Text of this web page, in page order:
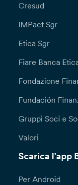
Cresud
IMPact Sgr
Etica Sgr
Fiare Banca
Fondazione
Fundación
Gruppi Soci e
Valori
Scarica l'app
Per Android